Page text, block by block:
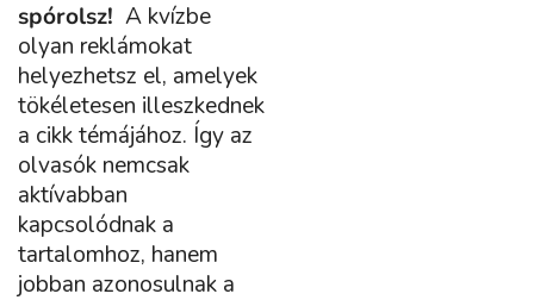
spórolsz! A kvízbe
olyan reklámokat
helyezhetsz el, amelyek
tökéletesen illeszkednek
a cikk témájához. Így az
olvasók nemcsak
aktívabban
kapcsolódnak a
tartalomhoz, hanem
jobban azonosulnak a